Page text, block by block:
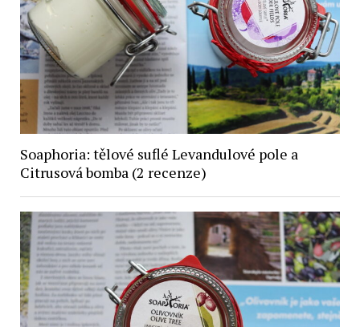
Soaphoria: tělové suflé Levandulové pole a
Citrusová bomba (2 recenze)